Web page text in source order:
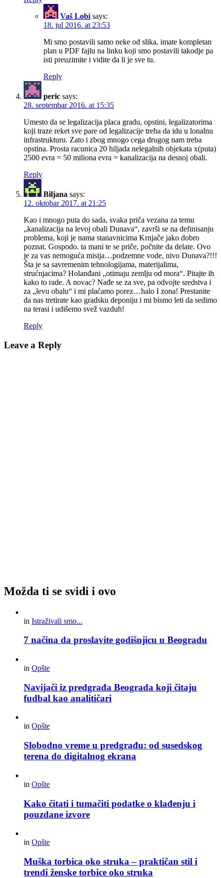
Vaš Lobi says:
18. jul 2016. at 23:53
Mi smo postavili samo neke od slika, imate kompletan
plan u PDF fajlu na linku koji smo postavili takodje pa
isti preuzimite i vidite da li je sve tu.
Reply
peric says:
28. septembar 2016. at 15:35
Umesto da se legalizacija placa gradu, opstini, legalizatorima
koji traze reket sve pare od legalizacije treba da idu u lonalnu
infrastrukturu. Zato i zbog mnogo cega drugog nam treba
opstina. Prosta racunica 20 hiljada nelegalnih objekata x(puta)
2500 evra = 50 miliona evra = kanalizacija na desnoj obali.
Reply
Biljana says:
12. oktobar 2017. at 21:25
Kao i mnogo puta do sada, svaka priča vezana za temu
„kanalizacija na levoj obali Dunava“, završi se na definisanju
problema, koji je nama stanavnicima Krnjače jako dobro
poznat. Gospodo. ta mani te se priče, počnite da delate. Ovo
je za vas nemoguća misija…podzemne vode, nivo Dunava?!!!
Šta je sa savremenim tehnologijama, materijalima,
strućnjacima? Holanđani „otimaju zemlju od mora“. Pitajte ih
kako to rade. A novac? Nađe se za sve, pa odvojte sredstva i
za „levu obalu“ i mi plaćamo porez…halo I zona! Prestanite
da nas tretirate kao gradsku deponiju i mi bismo leti da sedimo
na terasi i udišemo svež vazduh!
Reply
Leave a Reply
Možda ti se svidi i ovo
in Istraživali smo...
7 načina da proslavite godišnjicu u Beogradu
in Opšte
Navijači iz predgrađa Beograda koji čitaju
fudbal kao analitičari
in Opšte
Slobodno vreme u predgrađu: od susedskog
terena do digitalnog ekrana
in Opšte
Kako čitati i tumačiti podatke o klađenju i
pouzdane izvore
in Opšte
Muška torbica oko struka – praktičan stil i
trendi ženske torbice oko struka